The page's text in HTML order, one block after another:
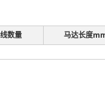
数量 马达长度